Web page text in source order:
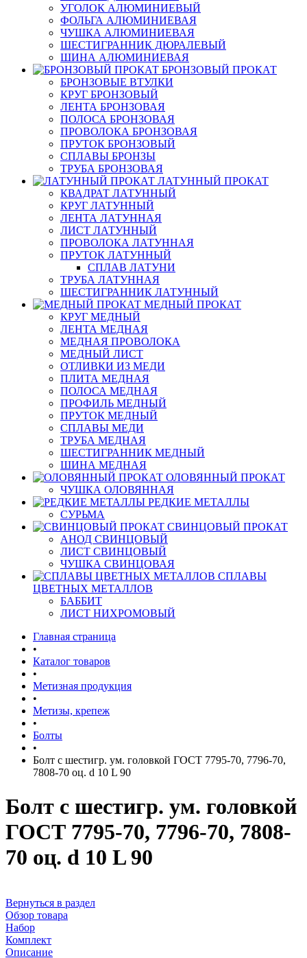
УГОЛОК АЛЮМИНИЕВЫЙ
ФОЛЬГА АЛЮМИНИЕВАЯ
ЧУШКА АЛЮМИНИЕВАЯ
ШЕСТИГРАННИК ДЮРАЛЕВЫЙ
ШИНА АЛЮМИНИЕВАЯ
БРОНЗОВЫЙ ПРОКАТ
БРОНЗОВЫЕ ВТУЛКИ
КРУГ БРОНЗОВЫЙ
ЛЕНТА БРОНЗОВАЯ
ПОЛОСА БРОНЗОВАЯ
ПРОВОЛОКА БРОНЗОВАЯ
ПРУТОК БРОНЗОВЫЙ
СПЛАВЫ БРОНЗЫ
ТРУБА БРОНЗОВАЯ
ЛАТУННЫЙ ПРОКАТ
КВАДРАТ ЛАТУННЫЙ
КРУГ ЛАТУННЫЙ
ЛЕНТА ЛАТУННАЯ
ЛИСТ ЛАТУННЫЙ
ПРОВОЛОКА ЛАТУННАЯ
ПРУТОК ЛАТУННЫЙ
СПЛАВ ЛАТУНИ
ТРУБА ЛАТУННАЯ
ШЕСТИГРАННИК ЛАТУННЫЙ
МЕДНЫЙ ПРОКАТ
КРУГ МЕДНЫЙ
ЛЕНТА МЕДНАЯ
МЕДНАЯ ПРОВОЛОКА
МЕДНЫЙ ЛИСТ
ОТЛИВКИ ИЗ МЕДИ
ПЛИТА МЕДНАЯ
ПОЛОСА МЕДНАЯ
ПРОФИЛЬ МЕДНЫЙ
ПРУТОК МЕДНЫЙ
СПЛАВЫ МЕДИ
ТРУБА МЕДНАЯ
ШЕСТИГРАННИК МЕДНЫЙ
ШИНА МЕДНАЯ
ОЛОВЯННЫЙ ПРОКАТ
ЧУШКА ОЛОВЯННАЯ
РЕДКИЕ МЕТАЛЛЫ
СУРЬМА
СВИНЦОВЫЙ ПРОКАТ
АНОД СВИНЦОВЫЙ
ЛИСТ СВИНЦОВЫЙ
ЧУШКА СВИНЦОВАЯ
СПЛАВЫ
ЦВЕТНЫХ МЕТАЛЛОВ
БАББИТ
ЛИСТ НИХРОМОВЫЙ
Главная страница
•
Каталог товаров
•
Метизная продукция
•
Метизы, крепеж
•
Болты
•
Болт с шестигр. ум. головкой ГОСТ 7795-70, 7796-70,
7808-70 оц. d 10 L 90
Болт с шестигр. ум. головкой
ГОСТ 7795-70, 7796-70, 7808-
70 оц. d 10 L 90
Вернуться в раздел
Обзор товара
Набор
Комплект
Описание